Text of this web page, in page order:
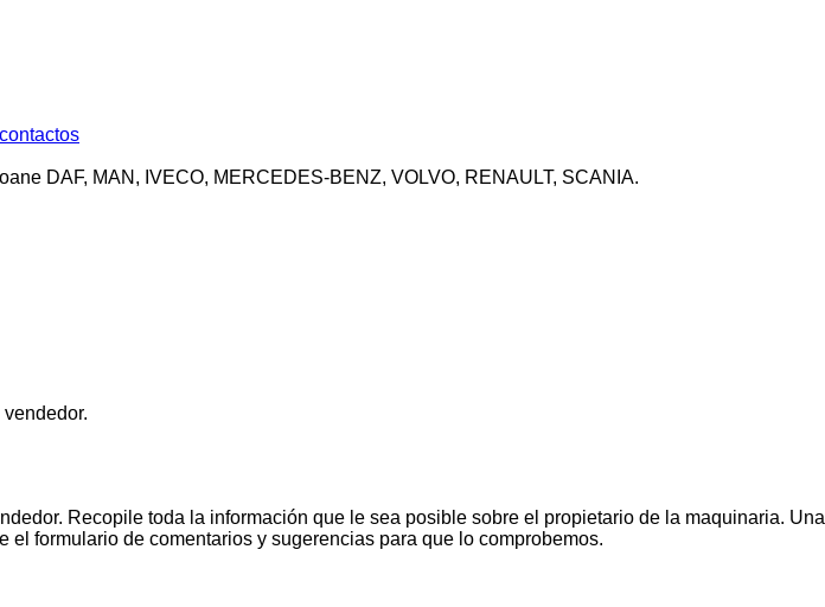
DAF, MAN, IVECO, MERCEDES-BENZ, VOLVO, RENAULT, SCANIA.
Recopile toda la información que le sea posible sobre el propietario de la maquinaria. Una
formulario de comentarios y sugerencias para que lo comprobemos.